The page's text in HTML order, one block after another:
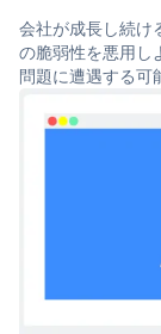
会社が成長し続
の脆弱性を悪用し
問題に遭遇する可